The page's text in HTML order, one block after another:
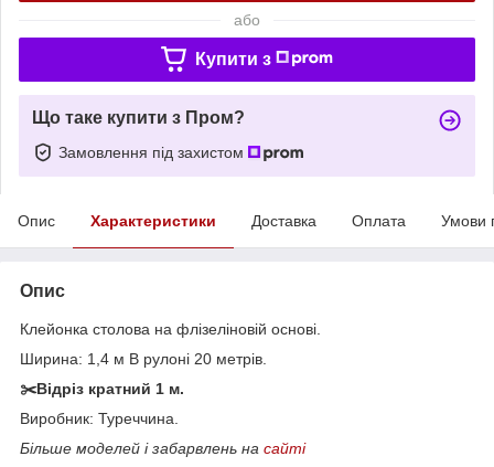
або
Купити з
Що таке купити з Пром?
Замовлення під захистом
Опис Характеристики Доставка Оплата Умови
Опис
Клейонка столова на флізеліновій основі.
Ширина: 1,4 м В рулоні 20 метрів.
✂️Відріз кратний 1 м.
Виробник: Туреччина.
Більше моделей і забарвлень на сайті